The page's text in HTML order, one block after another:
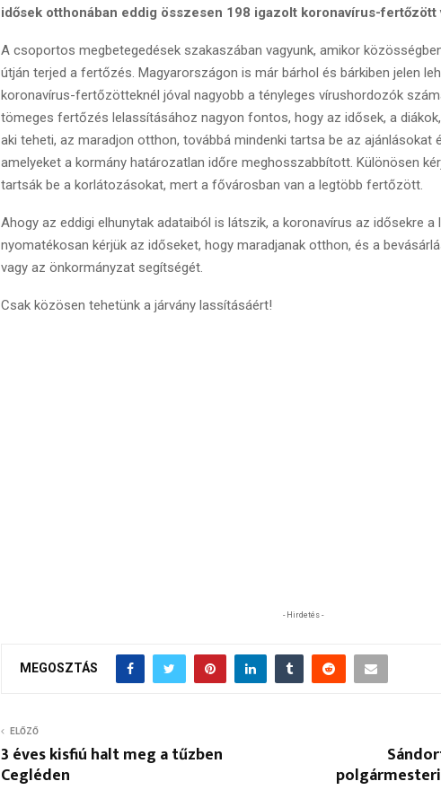
idősek otthonában eddig összesen 198 igazolt koronavírus-fertőzött
A csoportos megbetegedések szakaszában vagyunk, amikor
útján terjed a fertőzés. Magyarországon is már bárhol és bárkiben jelen
koronavírus-fertőzötteknél jóval nagyobb a tényleges vírushordozók
tömeges fertőzés lelassításához nagyon fontos, hogy az idősek, a
aki teheti, az maradjon otthon, továbbá mindenki tartsa be az ajánlásokat
amelyeket a kormány határozatlan időre meghosszabbított. Különösen
tartsák be a korlátozásokat, mert a fővárosban van a legtöbb fertőzött.
Ahogy az eddigi elhunytak adataiból is látszik, a koronavírus az idősekre a
nyomatékosan kérjük az időseket, hogy maradjanak otthon, és a
vagy az önkormányzat segítségét.
Csak közösen tehetünk a járvány lassításáért!
- Hirdetés -
MEGOSZTÁS
ELŐZŐ
3 éves kisfiú halt meg a tűzben
Cegléden